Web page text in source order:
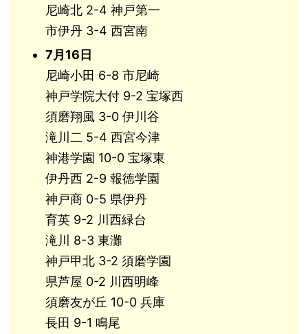
尼崎北 2-4 神戸第一
市伊丹 3-4 西宮南
7月16日
尼崎小田 6-8 市尼崎
神戸学院大付 9-2 宝塚西
須磨翔風 3-0 伊川谷
滝川二 5-4 西宮今津
神港学園 10-0 宝塚東
伊丹西 2-9 報徳学園
神戸商 0-5 県伊丹
育英 9-2 川西緑台
滝川 8-3 東灘
神戸甲北 3-2 須磨学園
県芦屋 0-2 川西明峰
須磨友が丘 10-0 兵庫
長田 9-1 鳴尾